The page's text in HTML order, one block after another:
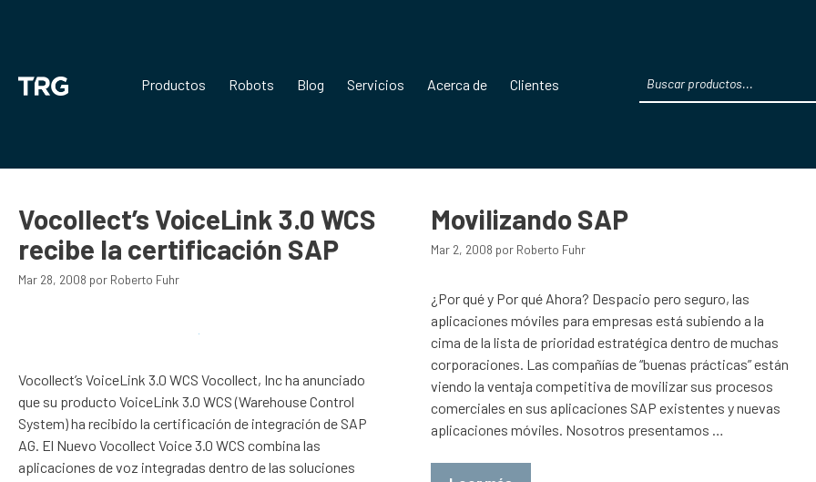
Productos
Robots Blog Servicios Acerca de Clientes
search
Vocollect’s VoiceLink 3.0 WCS
recibe la certificación SAP
Mar 28, 2008 por Roberto Fuhr
Vocollect’s VoiceLink 3.0 WCS Vocollect, Inc ha anunciado
que su producto VoiceLink 3.0 WCS (Warehouse Control
System) ha recibido la certificación de integración de SAP
AG. El Nuevo Vocollect Voice 3.0 WCS combina las
aplicaciones de voz integradas dentro de las soluciones
Movilizando SAP
Mar 2, 2008 por Roberto Fuhr
¿Por qué y Por qué Ahora? Despacio pero seguro, las
aplicaciones móviles para empresas está subiendo a la
cima de la lista de prioridad estratégica dentro de muchas
corporaciones. Las compañías de “buenas prácticas” están
viendo la ventaja competitiva de movilizar sus procesos
comerciales en sus aplicaciones SAP existentes y nuevas
aplicaciones móviles. Nosotros presentamos …